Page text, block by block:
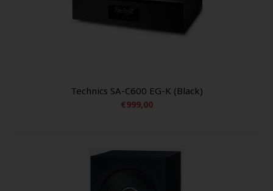
Technics SA-C600 EG-K (Black)
€999,00